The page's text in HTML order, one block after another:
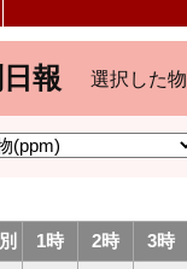
報 選択した
1時 2時 3時